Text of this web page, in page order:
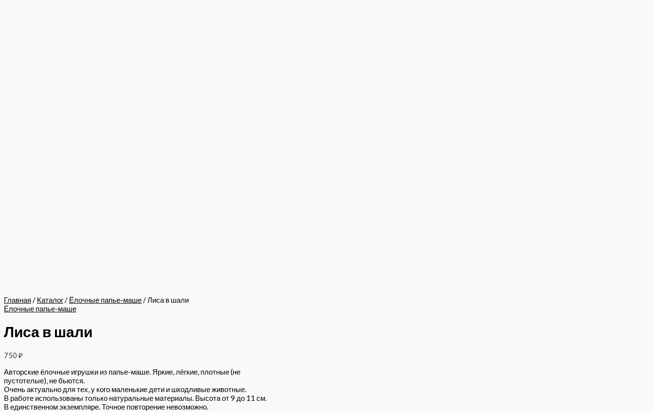
Главная / Каталог/ Ёлочные папье-маше/ Лиса в шали
Ёлочные папье-маше
Лиса в шали
750 ₽
Авторские ёлочные игрушки из папье-маше. Яркие, лёгкие, плотные (не
пустотелые), не бьются.
Очень актуально для тех, у кого маленькие дети и шкодливые животные.
В работе использованы только натуральные материалы. Высота от 9 до 11 см.
В единственном экземпляре. Точное повторение невозможно.